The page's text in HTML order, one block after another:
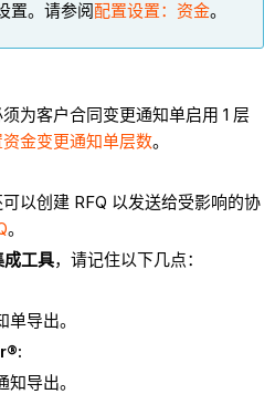
置。请参阅配置设置：资金。
为客户合同变更通知单启用 1 层
金变更通知单层数。
以创建 RFQ 以发送给受影响的协
。
成工具，请记住以下几点：
导出。
导出。